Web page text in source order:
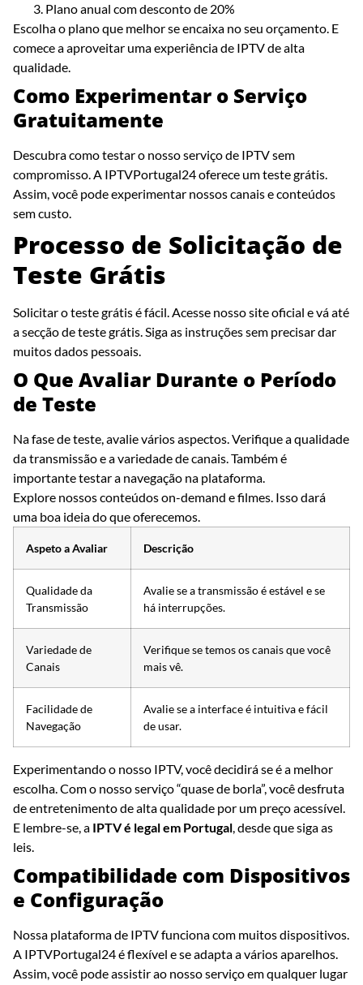
Plano anual com desconto de 20%
Escolha o plano que melhor se encaixa no seu orçamento. E
comece a aproveitar uma experiência de IPTV de alta
qualidade.
Como Experimentar o Serviço
Gratuitamente
Descubra como testar o nosso serviço de IPTV sem
compromisso. A IPTVPortugal24 oferece um teste grátis.
Assim, você pode experimentar nossos canais e conteúdos
sem custo.
Processo de Solicitação de
Teste Grátis
Solicitar o teste grátis é fácil. Acesse nosso site oficial e vá até
a secção de teste grátis. Siga as instruções sem precisar dar
muitos dados pessoais.
O Que Avaliar Durante o Período
de Teste
Na fase de teste, avalie vários aspectos. Verifique a qualidade
da transmissão e a variedade de canais. Também é
importante testar a navegação na plataforma.
Explore nossos conteúdos on-demand e filmes. Isso dará
uma boa ideia do que oferecemos.
Aspeto a Avaliar Descrição
Qualidade da
Transmissão
Avalie se a transmissão é estável e se
há interrupções.
Variedade de
Canais
Verifique se temos os canais que você
mais vê.
Facilidade de
Navegação
Avalie se a interface é intuitiva e fácil
de usar.
Experimentando o nosso IPTV, você decidirá se é a melhor
escolha. Com o nosso serviço “quase de borla”, você desfruta
de entretenimento de alta qualidade por um preço acessível.
E lembre-se, a IPTV é legal em Portugal, desde que siga as
leis.
Compatibilidade com Dispositivos
e Configuração
Nossa plataforma de IPTV funciona com muitos dispositivos.
A IPTVPortugal24 é flexível e se adapta a vários aparelhos.
Assim, você pode assistir ao nosso serviço em qualquer lugar